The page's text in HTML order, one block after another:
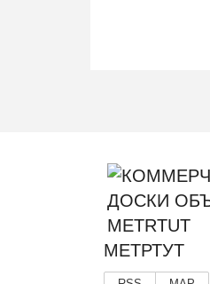
МЕТРТУТ